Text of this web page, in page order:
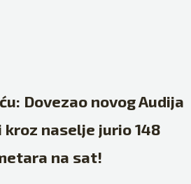
Dovezao novog Audija
kroz naselje jurio 148
na sat!